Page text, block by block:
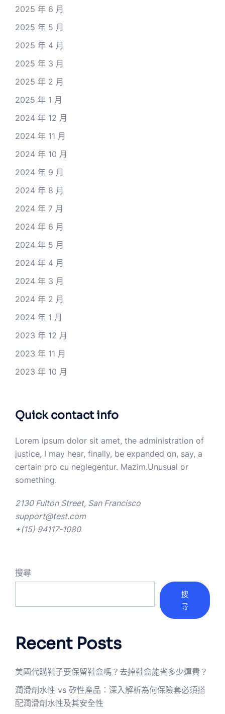
2025 年 6 月
2025 年 5 月
2025 年 4 月
2025 年 3 月
2025 年 2 月
2025 年 1 月
2024 年 12 月
2024 年 11 月
2024 年 10 月
2024 年 9 月
2024 年 8 月
2024 年 7 月
2024 年 6 月
2024 年 5 月
2024 年 4 月
2024 年 3 月
2024 年 2 月
2024 年 1 月
2023 年 12 月
2023 年 11 月
2023 年 10 月
Quick contact info
Lorem ipsum dolor sit amet, the administration of
justice, I may hear, finally, be expanded on, say, a
certain pro cu neglegentur. Mazim.Unusual or
something.
2130 Fulton Street, San Francisco
support@test.com
+(15) 94117-1080
搜尋
搜
尋
Recent Posts
美國代購鞋子要保留鞋盒嗎？去掉鞋盒能省多少運費？
潤滑劑水性 vs 矽性產品：深入解析為何保險套必須搭
配潤滑劑水性及其安全性